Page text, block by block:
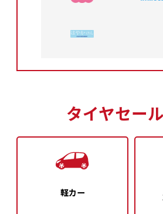
タイヤセー
軽カー